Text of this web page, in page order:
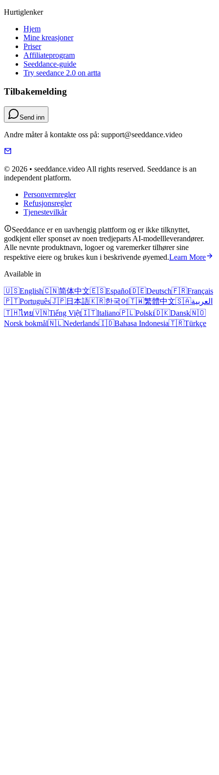
Hurtiglenker
Hjem
Mine kreasjoner
Priser
Affiliateprogram
Seeddance-guide
Try seedance 2.0 on artta
Tilbakemelding
Send inn
Andre måter å kontakte oss på: support@seeddance.video
© 2026 • seeddance.video All rights reserved. Seeddance is an
independent platform.
Personvernregler
Refusjonsregler
Tjenestevilkår
Seeddance er en uavhengig plattform og er ikke tilknyttet,
godkjent eller sponset av noen tredjeparts AI-modellleverandører.
Alle nevnte produktnavn, logoer og varemerker tilhører sine
respektive eiere og brukes kun i beskrivende øyemed.Learn More
Available in
🇺🇸English🇨🇳简体中文🇪🇸Español🇩🇪Deutsch🇫🇷Français
🇵🇹Português🇯🇵日本語🇰🇷한국어🇹🇼繁體中文🇸🇦العربية
🇹🇭ไทย🇻🇳Tiếng Việt🇮🇹Italiano🇵🇱Polski🇩🇰Dansk🇳🇴
Norsk bokmål🇳🇱Nederlands🇮🇩Bahasa Indonesia🇹🇷Türkçe